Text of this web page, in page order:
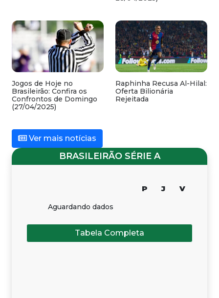
Jogos de Hoje no
Brasileirão: Confira os
Confrontos de Domingo
(27/04/2025)
Raphinha Recusa Al-Hilal:
Oferta Bilionária
Rejeitada
Ver mais notícias
BRASILEIRÃO SÉRIE A
P J V
Aguardando dados
Tabela Completa